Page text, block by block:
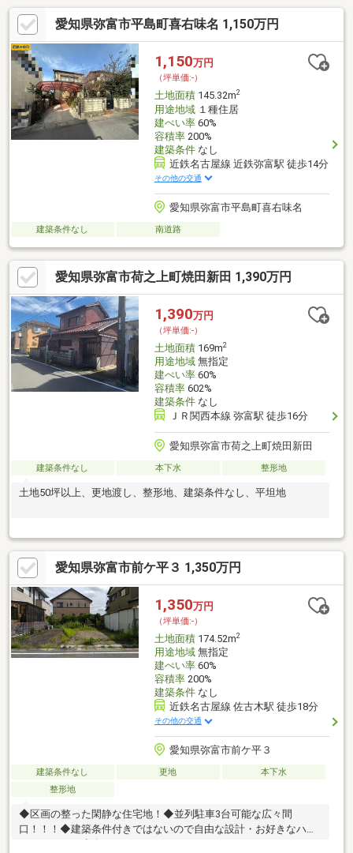
愛知県弥富市平島町喜右味名 1,150万円
1,150万円
（坪単価:-）
土地面積145.32m2
用途地域１種住居
建ぺい率60%
容積率200%
建築条件なし
近鉄名古屋線 近鉄弥富駅 徒歩14分
その他の交通
愛知県弥富市平島町喜右味名
建築条件なし 南道路
愛知県弥富市荷之上町焼田新田 1,390万円
1,390万円
（坪単価:-）
土地面積169m2
用途地域無指定
建ぺい率60%
容積率602%
建築条件なし
ＪＲ関西本線 弥富駅 徒歩16分
愛知県弥富市荷之上町焼田新田
建築条件なし 本下水 整形地
土地50坪以上、更地渡し、整形地、建築条件なし、平坦地
愛知県弥富市前ケ平３ 1,350万円
1,350万円
（坪単価:-）
土地面積174.52m2
用途地域無指定
建ぺい率60%
容積率200%
建築条件なし
近鉄名古屋線 佐古木駅 徒歩18分
その他の交通
愛知県弥富市前ケ平３
建築条件なし 更地
本下水
整形地
◆区画の整った閑静な住宅地！◆並列駐車3台可能な広々間
口！！！◆建築条件付きではないので自由な設計・お好きなハウ